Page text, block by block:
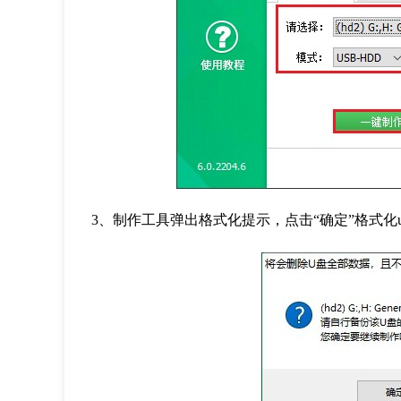
3 、制作工具弹出格式化提示，点击“确定”格式化